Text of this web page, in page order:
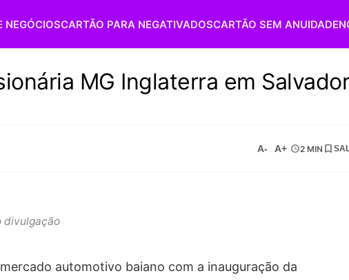
NEGÓCIOSCARTÃO PARA NEGATIVADOSCARTÃO SEM ANUIDADE
MG Inglaterra em
A- A+ 2 MIN
divulgação
automotivo baiano com a inauguração da